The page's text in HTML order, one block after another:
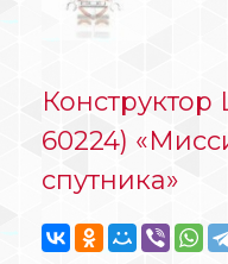
Конструктор
60224)
спутника»